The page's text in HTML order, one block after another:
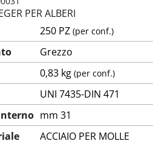
PER ALBERI
250 PZ (per conf.)
Grezzo
0,83 kg (per conf.)
UNI 7435-DIN 471
mm 31
ACCIAIO PER MOLLE